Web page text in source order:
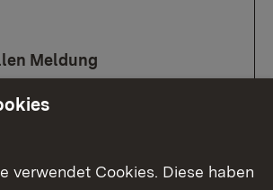
Meldung
verwendet Cookies. Diese haben